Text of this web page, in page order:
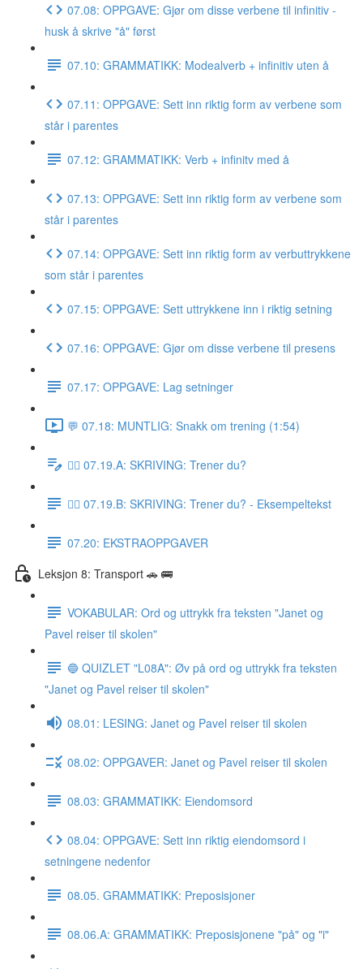
07.08: OPPGAVE: Gjør om disse verbene til infinitiv -
husk å skrive "å" først
07.10: GRAMMATIKK: Modealverb + infinitiv uten å
07.11: OPPGAVE: Sett inn riktig form av verbene som
står i parentes
07.12: GRAMMATIKK: Verb + infinitv med å
07.13: OPPGAVE: Sett inn riktig form av verbene som
står i parentes
07.14: OPPGAVE: Sett inn riktig form av verbuttrykkene
som står i parentes
07.15: OPPGAVE: Sett uttrykkene inn i riktig setning
07.16: OPPGAVE: Gjør om disse verbene til presens
07.17: OPPGAVE: Lag setninger
💬 07.18: MUNTLIG: Snakk om trening (1:54)
✍🏼 07.19.A: SKRIVING: Trener du?
✍🏼 07.19.B: SKRIVING: Trener du? - Eksempeltekst
07.20: EKSTRAOPPGAVER
Leksjon 8: Transport 🚗 🚌
VOKABULAR: Ord og uttrykk fra teksten "Janet og
Pavel reiser til skolen"
🔵 QUIZLET "L08A": Øv på ord og uttrykk fra teksten
"Janet og Pavel reiser til skolen"
08.01: LESING: Janet og Pavel reiser til skolen
08.02: OPPGAVER: Janet og Pavel reiser til skolen
08.03: GRAMMATIKK: Eiendomsord
08.04: OPPGAVE: Sett inn riktig eiendomsord i
setningene nedenfor
08.05. GRAMMATIKK: Preposisjoner
08.06.A: GRAMMATIKK: Preposisjonene "på" og "i"